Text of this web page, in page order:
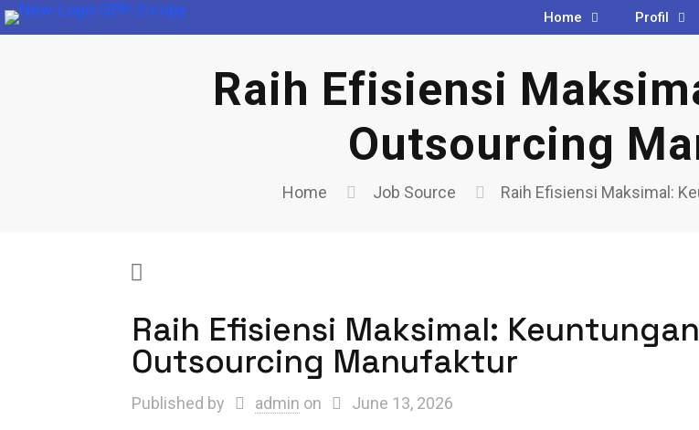
Home Profil
Raih Efisiensi
Outsourcing
Home Job Source Raih Efisiensi Maksimal:
Raih Efisiensi Maksimal: Keuntungan
Outsourcing Manufaktur
Published by admin on June 13, 2026